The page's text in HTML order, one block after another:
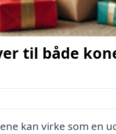
til både
kan virke som en